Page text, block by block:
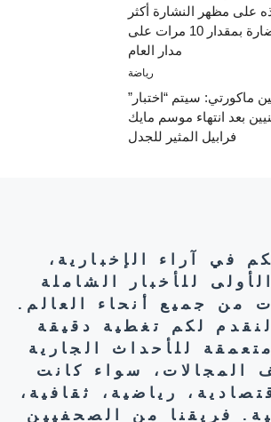
على مظهر النشارة أكثر
نضارة بمقدار 10 مرات على
مدار العام
رياضة
ماكورتي: سيتم “اختبار”
بعد انتهاء موسم مايك
فرابيل المثير للجدل
في آراء الإخبارية،
للأخبار الشاملة
من جميع أنحاء العالم.
لكم تغطية دقيقة
للأحداث الجارية
المجالات، سواء كانت
رياضية، ثقافية،
فريقنا من الصحفيين